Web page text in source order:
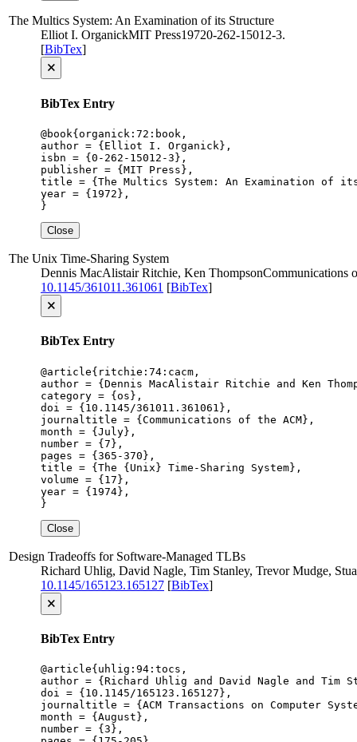
The Multics System: An Examination of its Structure
Elliot I. OrganickMIT Press19720-262-15012-3.
[BibTex]
🗙
BibTex Entry
@book{organick:72:book,
author = {Elliot I. Organick},
isbn = {0-262-15012-3},
publisher = {MIT Press},
title = {The Multics System: An Examination of
year = {1972},
}
Close
The Unix Time-Sharing System
Dennis MacAlistair Ritchie, Ken ThompsonCommunications
10.1145/361011.361061 [BibTex]
🗙
BibTex Entry
@article{ritchie:74:cacm,
author = {Dennis MacAlistair Ritchie and Ken
category = {os},
doi = {10.1145/361011.361061},
journaltitle = {Communications of the ACM},
month = {July},
number = {7},
pages = {365-370},
title = {The {Unix} Time-Sharing System},
volume = {17},
year = {1974},
}
Close
Design Tradeoffs for Software-Managed TLBs
Richard Uhlig, David Nagle, Tim Stanley, Trevor Mudge,
10.1145/165123.165127 [BibTex]
🗙
BibTex Entry
@article{uhlig:94:tocs,
author = {Richard Uhlig and David Nagle and Tim
doi = {10.1145/165123.165127},
journaltitle = {ACM Transactions on Computer
month = {August},
number = {3},